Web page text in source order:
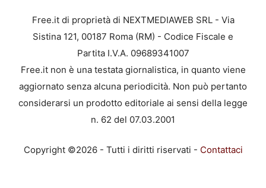
Free.it di proprietà di NEXTMEDIAWEB SRL - Via
Sistina 121, 00187 Roma (RM) - Codice Fiscale e
Partita I.V.A. 09689341007
Free.it non è una testata giornalistica, in quanto viene
aggiornato senza alcuna periodicità. Non può pertanto
considerarsi un prodotto editoriale ai sensi della legge
n. 62 del 07.03.2001
Copyright ©2026 - Tutti i diritti riservati - Contattaci